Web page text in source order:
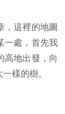
，這裡的地圖
一處，首先我
高地出發，向
樣的樹。